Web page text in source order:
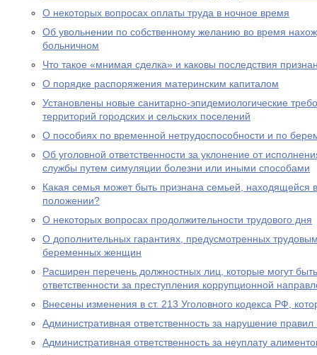
О некоторых вопросах оплаты труда в ночное время
Об увольнении по собственному желанию во время
больничном
Что такое «мнимая сделка» и каковы последствия
О порядке распоряжения материнским капиталом
Установлены новые санитарно-эпидемиологические
территорий городских и сельских поселений
О пособиях по временной нетрудоспособности и по
Об уголовной ответственности за уклонение от
службы путем симуляции болезни или иными способами
Какая семья может быть признана семьей, находящейся
положении?
О некоторых вопросах продолжительности трудового дня
О дополнительных гарантиях, предусмотренных
беременных женщин
Расширен перечень должностных лиц, которые могут
ответственности за преступления коррупционной
Внесены изменения в ст. 213 Уголовного кодекса РФ,
Административная ответственность за нарушение
Административная ответственность за неуплату